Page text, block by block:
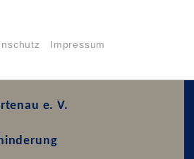
e. V.
Impressum